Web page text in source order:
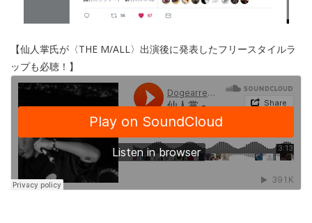
【仙人掌氏が〈THE M/ALL〉出演後に発表したフリースタイルラ
ップも必聴！】